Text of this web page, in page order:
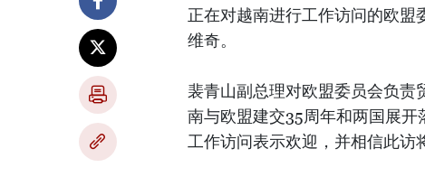
正在对越南进行工作访问的欧盟
维奇。
裴青山副总理对欧盟委员会负责
南与欧盟建交35周年和两国展
工作访问表示欢迎，并相信此访